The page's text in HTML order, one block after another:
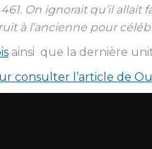
On ignorait qu’il
à l’ancienne pour
ainsi que la dernière
consulter l’article de